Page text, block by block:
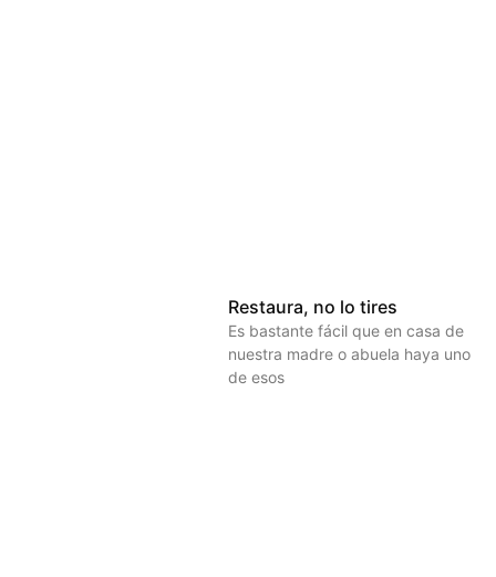
Restaura, no lo tires
Es bastante fácil que en casa de
nuestra madre o abuela haya uno
de esos